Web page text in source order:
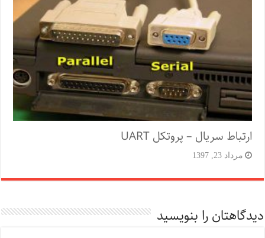
ارتباط سریال – پروتکل UART
مرداد 23, 1397
دیدگاهتان را بنویسید